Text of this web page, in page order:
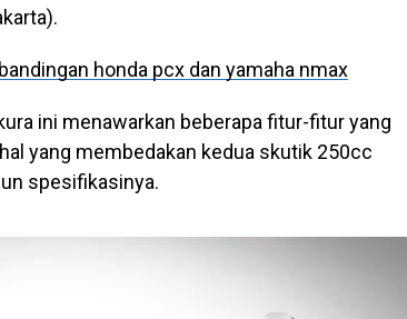
honda pcx dan yamaha nmax
ini menawarkan beberapa fitur-fitur yang
yang membedakan kedua skutik 250cc
spesifikasinya.